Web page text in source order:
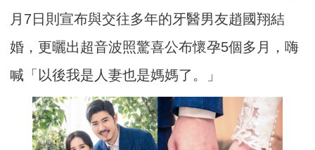
月7日則宣布與交往多年的牙醫男友趙國翔結
婚，更曬出超音波照驚喜公布懷孕5個多月，嗨
喊「以後我是人妻也是媽媽了。」